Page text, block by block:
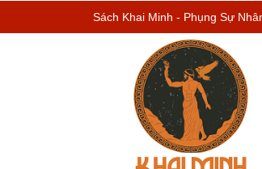
Sách Khai Minh - Phụng Sự